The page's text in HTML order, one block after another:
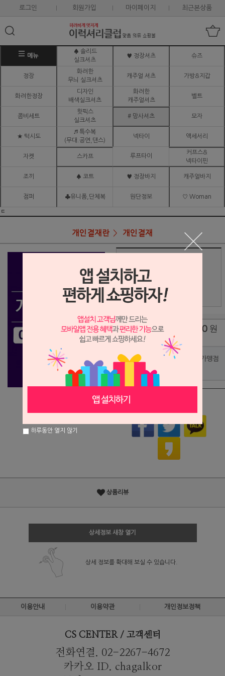
로그인 회원가입 마이페이지 최근본상품
메뉴
♠ 솔리드
실크셔츠
♥ 정장셔츠 슈즈
정장
화려한
무늬 실크셔츠
캐주얼 셔츠 가방&지갑
화려한정장
디자인
배색실크셔츠
화려한
캐주얼셔츠
벨트
콤비세트
핫픽스
실크셔츠
# 망사셔츠 모자
★ 턱시도
♬ 특수복
(무대.공연,댄스)
넥타이 액세서리
자켓 스카프 루프타이
커프스&
넥타이핀
조끼 ♠ 코트 ♥ 정장바지 캐주얼바지
점퍼 ♣유니폼,단체복 원단정보 ♡ Woman
ㅌ
개인결재란 개인결재
상품가 248,000
배송비 (조건)
총 상품 금액 0 원
포인트사용 가맹점
상품리뷰
상세정보 새창 열기
상세 정보를 확대해 보실 수 있습니다.
이용안내 이용약관 개인정보정책
CS CENTER / 고객센터
전화연결. 02-2267-4672
카카오 ID. chagalkor
하루동안 열지 않기